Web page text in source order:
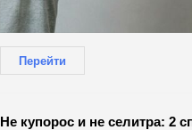
Перейти
Не купорос и не селитра: 2